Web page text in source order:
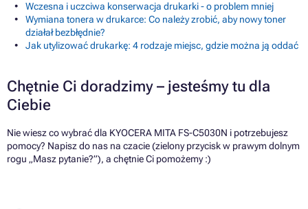
Wczesna i uczciwa konserwacja drukarki - o problem mniej
Wymiana tonera w drukarce: Co należy zrobić, aby nowy toner
działał bezbłędnie?
Jak utylizować drukarkę: 4 rodzaje miejsc, gdzie można ją oddać
Chętnie Ci doradzimy – jesteśmy tu dla
Ciebie
Nie wiesz co wybrać dla KYOCERA MITA FS-C5030N i potrzebujesz
pomocy? Napisz do nas na czacie (zielony przycisk w prawym dolnym
rogu „Masz pytanie?”), a chętnie Ci pomożemy :)